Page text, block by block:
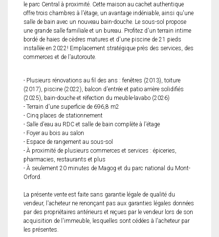
le parc Central à proximité. Cette maison au cachet authentique
offre trois chambres à l'étage, un avantage indéniable, ainsi qu'une
salle de bain avec un nouveau bain-douche. Le sous-sol propose
une grande salle familiale et un bureau. Profitez d'un terrain intime
bordé de haies de cèdres matures et d'une piscine de 21 pieds
installée en 2022! Emplacement stratégique près des services, des
commerces et de l'autoroute.
- Plusieurs rénovations au fil des ans : fenêtres (2013), toiture
(2017), piscine (2022), balcon d'entrée et patio arrière solidifiés
(2025), bain-douche et réfection du meuble-lavabo (2026)
- Terrain d'une superficie de 696,8 m2
- Cinq places de stationnement
- Salle d'eau au RDC et salle de bain complète à l'étage
- Foyer au bois au salon
- Espace de rangement au sous-sol
- À proximité de plusieurs commerces et services : épiceries,
pharmacies, restaurants et plus
- À seulement 20 minutes de Magog et du parc national du Mont-
Orford.
La présente vente est faite sans garantie légale de qualité du
vendeur, l'acheteur ne renonçant pas aux garanties légales données
par des propriétaires antérieurs et reçues par le vendeur lors de son
acquisition de l'immeuble, lesquelles sont cédées à l'acheteur par
les présentes.